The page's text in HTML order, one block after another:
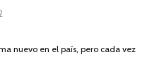
DE
nuevo en el país, pero cada vez